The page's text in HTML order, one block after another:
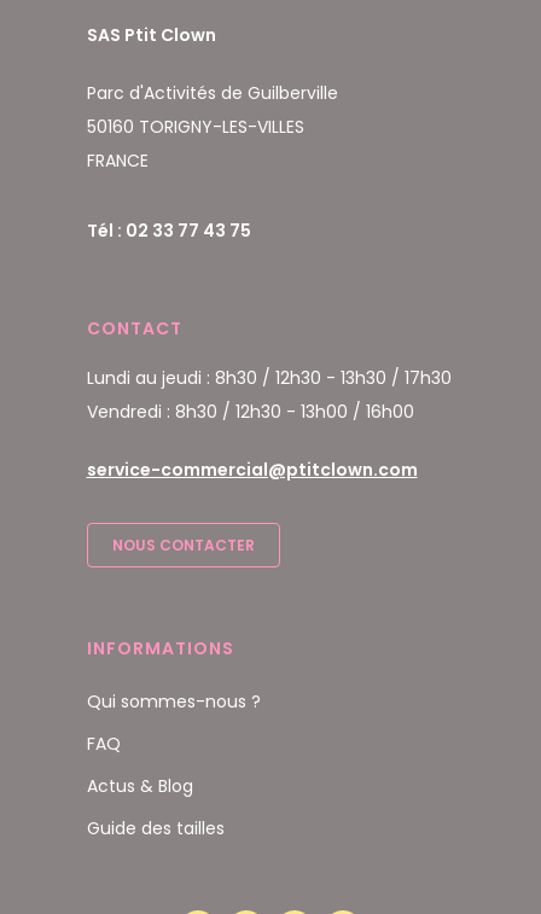
SAS Ptit Clown
Parc d'Activités de Guilberville
50160 TORIGNY-LES-VILLES
FRANCE
Tél : 02 33 77 43 75
CONTACT
Lundi au jeudi : 8h30 / 12h30 - 13h30 / 17h30
Vendredi : 8h30 / 12h30 - 13h00 / 16h00
service-commercial@ptitclown.com
NOUS CONTACTER
INFORMATIONS
Qui sommes-nous ?
FAQ
Actus & Blog
Guide des tailles